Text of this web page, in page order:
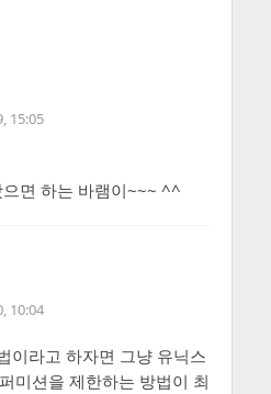
15:05
면 하는 바램이~~~ ^^
10:04
이라고 하자면 그냥 유닉스
미션을 제한하는 방법이 최